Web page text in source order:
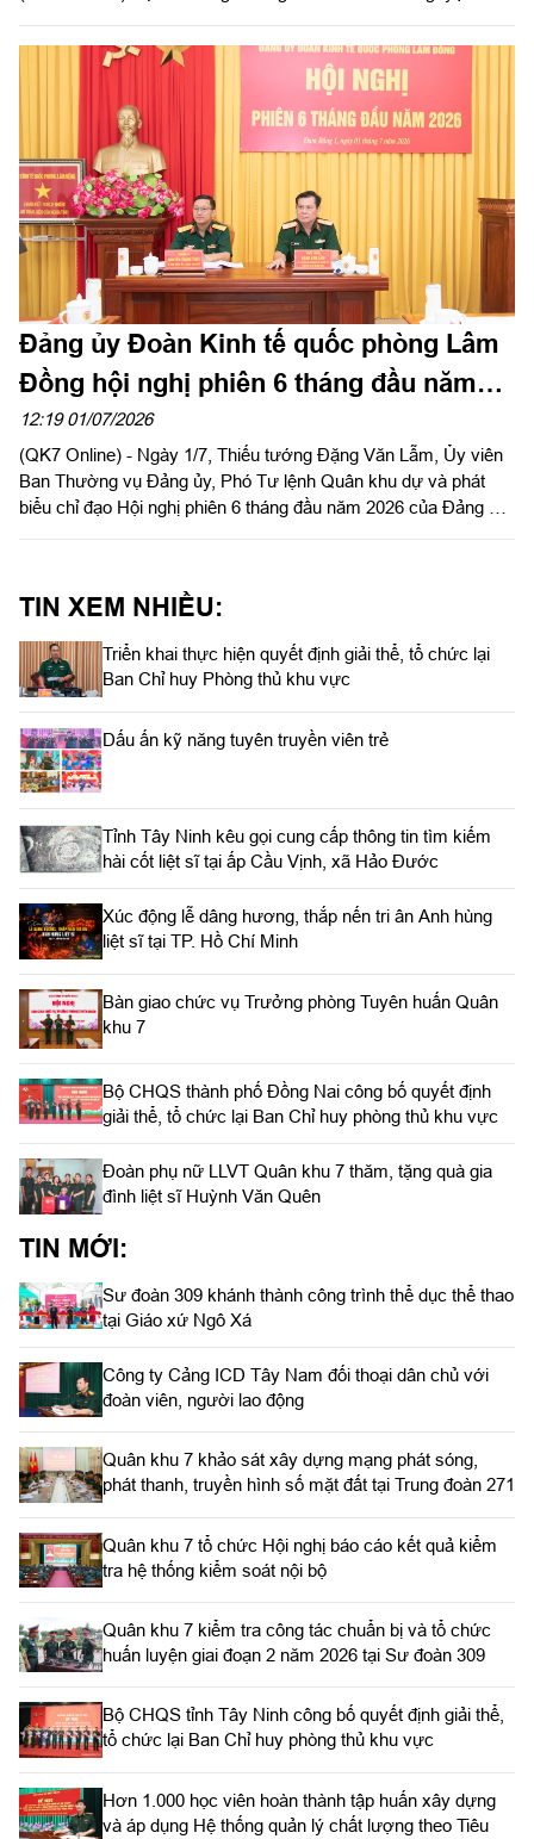
2021 - 2030”.
Đảng ủy Đoàn Kinh tế quốc phòng Lâm
Đồng hội nghị phiên 6 tháng đầu năm
2026
12:19 01/07/2026
(QK7 Online) - Ngày 1/7, Thiếu tướng Đặng Văn Lẫm, Ủy viên
Ban Thường vụ Đảng ủy, Phó Tư lệnh Quân khu dự và phát
biểu chỉ đạo Hội nghị phiên 6 tháng đầu năm 2026 của Đảng ủy
TIN XEM NHIỀU:
Triển khai thực hiện quyết định giải thể, tổ chức lại
Ban Chỉ huy Phòng thủ khu vực
Dấu ấn kỹ năng tuyên truyền viên trẻ
Tỉnh Tây Ninh kêu gọi cung cấp thông tin tìm kiếm
hài cốt liệt sĩ tại ấp Cầu Vịnh, xã Hảo Đước
Xúc động lễ dâng hương, thắp nến tri ân Anh hùng
liệt sĩ tại TP. Hồ Chí Minh
Bàn giao chức vụ Trưởng phòng Tuyên huấn Quân
khu 7
Bộ CHQS thành phố Đồng Nai công bố quyết định
giải thể, tổ chức lại Ban Chỉ huy phòng thủ khu vực
Đoàn phụ nữ LLVT Quân khu 7 thăm, tặng quà gia
đình liệt sĩ Huỳnh Văn Quên
TIN MỚI:
Sư đoàn 309 khánh thành công trình thể dục thể thao
tại Giáo xứ Ngô Xá
Công ty Cảng ICD Tây Nam đối thoại dân chủ với
đoàn viên, người lao động
Quân khu 7 khảo sát xây dựng mạng phát sóng,
phát thanh, truyền hình số mặt đất tại Trung đoàn 271
Quân khu 7 tổ chức Hội nghị báo cáo kết quả kiểm
tra hệ thống kiểm soát nội bộ
Quân khu 7 kiểm tra công tác chuẩn bị và tổ chức
huấn luyện giai đoạn 2 năm 2026 tại Sư đoàn 309
Bộ CHQS tỉnh Tây Ninh công bố quyết định giải thể,
tổ chức lại Ban Chỉ huy phòng thủ khu vực
Hơn 1.000 học viên hoàn thành tập huấn xây dựng
và áp dụng Hệ thống quản lý chất lượng theo Tiêu